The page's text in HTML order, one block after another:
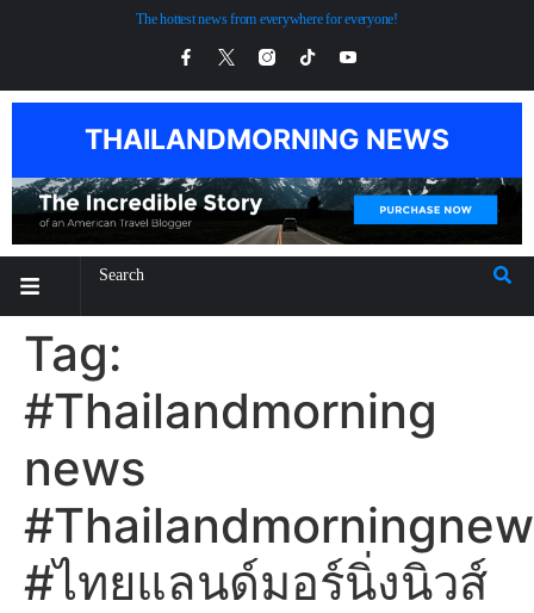
The hottest news from everywhere for everyone!
THAILANDMORNING NEWS
Tag:
#Thailandmorning
news
#ไทยแลนด์มอร์นิ่งนิวส์